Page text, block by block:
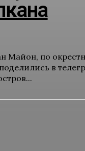
Майон, по
в